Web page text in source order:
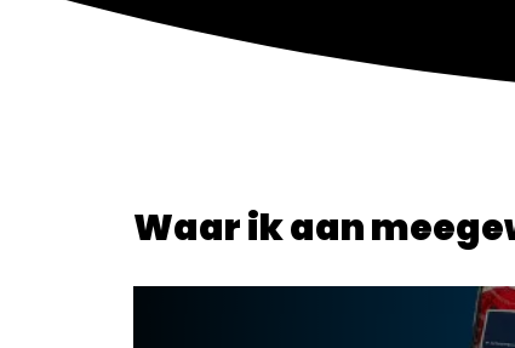
Waar ik aan